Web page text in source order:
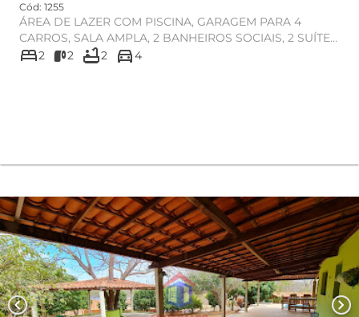
Cód: 1255
ÁREA DE LAZER COM PISCINA, GARAGEM PARA 4
CARROS, SALA AMPLA, 2 BANHEIROS SOCIAIS, 2 SUÍTES
(1 COM ESPAÇO PARA CLOSET), ...
bed2 2 bathtub2 directions_car4
chevron_left chevron_right